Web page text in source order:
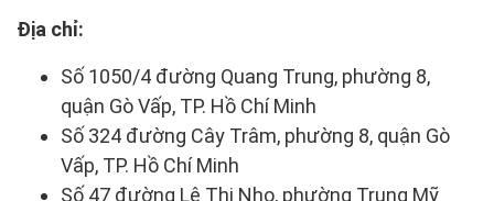
Địa chỉ:
Số 1050/4 đường Quang Trung, phường 8,
quận Gò Vấp, TP. Hồ Chí Minh
Số 324 đường Cây Trâm, phường 8, quận Gò
Vấp, TP. Hồ Chí Minh
Số 47 đường Lê Thị Nho, phường Trung Mỹ